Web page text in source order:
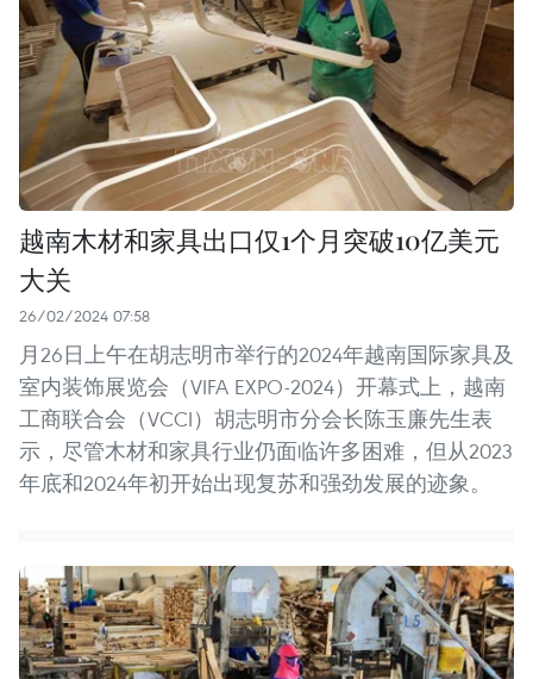
越南木材和家具出口仅1个月突破10亿美元
大关
26/02/2024 07:58
月26日上午在胡志明市举行的2024年越南国际家具及
室内装饰展览会（VIFA EXPO-2024）开幕式上，越南
工商联合会（VCCI）胡志明市分会长陈玉廉先生表
示，尽管木材和家具行业仍面临许多困难，但从2023
年底和2024年初开始出现复苏和强劲发展的迹象。